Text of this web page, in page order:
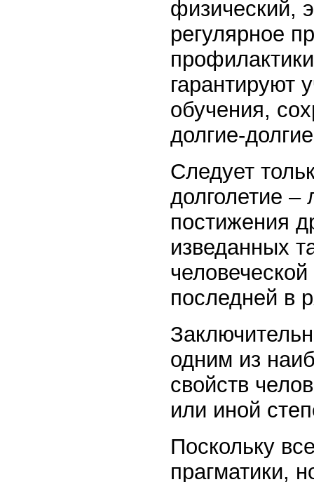
физический,
регулярное
гарантируют
обучения,
долгие-
Следует
долголетие
постижения
изведанных
последней в
одним из
свойств
или иной
Поскольку
прагматики,